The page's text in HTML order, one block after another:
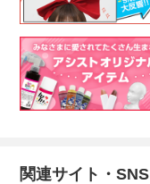
関連サイト・SNS